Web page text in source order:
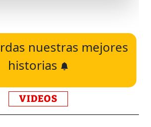
nuestras mejores
historias
VIDEOS